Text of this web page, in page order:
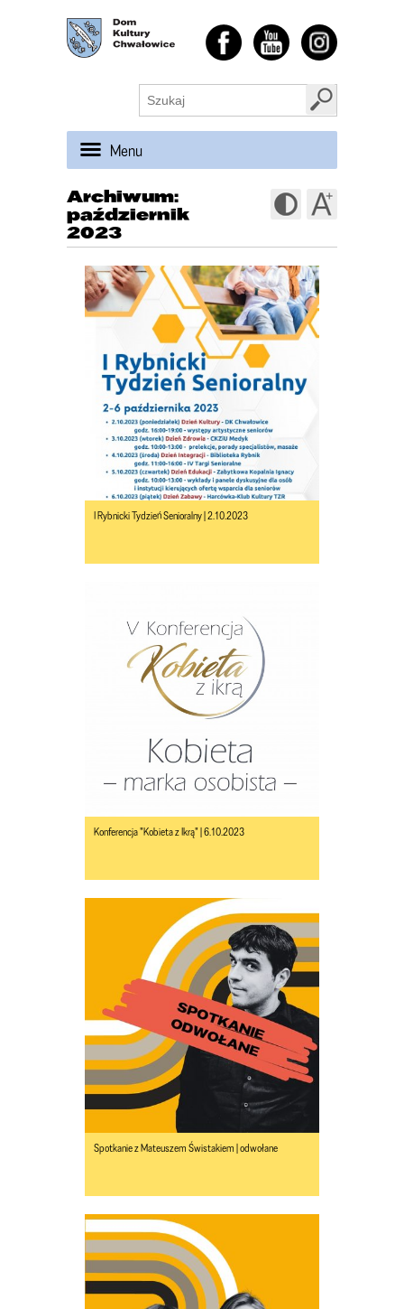
Menu
Archiwum:
październik
2023
I Rybnicki Tydzień Senioralny | 2.10.2023
Konferencja "Kobieta z Ikrą" | 6.10.2023
Spotkanie z Mateuszem Świstakiem | odwołane